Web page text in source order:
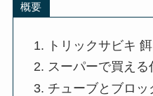
概要
トリックサビキ
スーパーで買える
チューブとブロッ